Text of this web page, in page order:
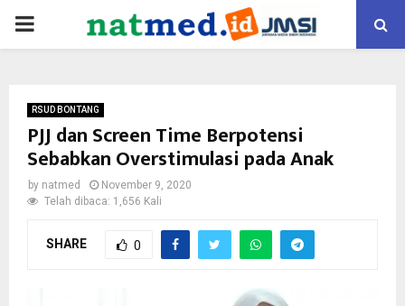
PRIMARY
RSUD BONTANG
PJJ dan Screen Time Berpotensi
Sebabkan Overstimulasi pada Anak
by natmed
November 9, 2020
Telah dibaca: 1,656 Kali
SHARE 0